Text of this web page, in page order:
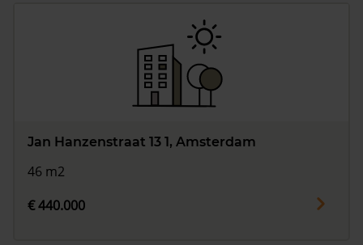
Jan Hanzenstraat 13 1, Amsterdam
46 m2
€ 440.000